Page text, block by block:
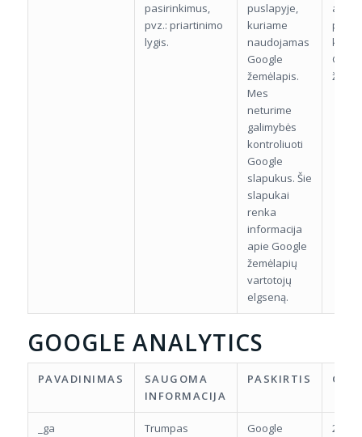
pasirinkimus,
pvz.: priartinimo
lygis.
puslapyje,
kuriame
naudojamas
Google
žemėlapis.
Mes
neturime
galimybės
kontroliuoti
Google
slapukus. Šie
slapukai
renka
informacija
apie Google
žemėlapių
vartotojų
elgseną.
GOOGLE ANALYTICS
PAVADINIMAS
SAUGOMA
INFORMACIJA
PASKIRTIS
_ga
Trumpas
Google
2